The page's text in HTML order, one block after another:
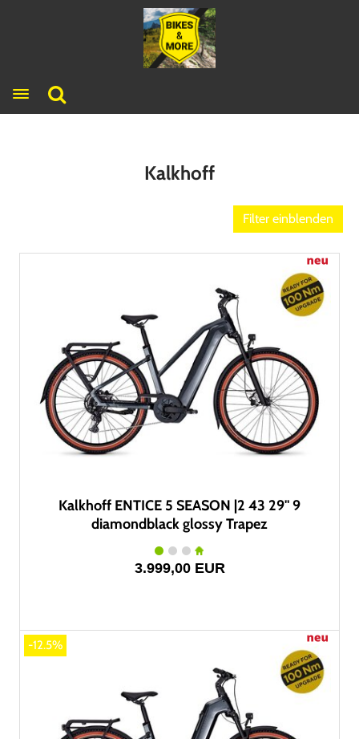
Toggle navigation
Kalkhoff
Filter einblenden
Kalkhoff ENTICE 5 SEASON |2 43 29" 9
diamondblack glossy Trapez
3.999,00 EUR
-12.5%